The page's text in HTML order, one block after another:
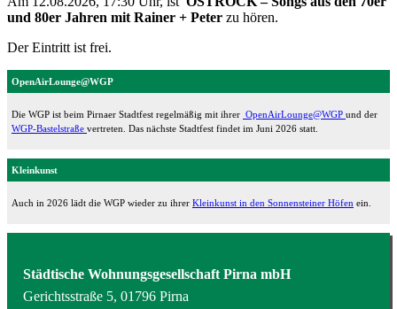
und 80er Jahren mit Rainer + Peter zu hören.
Der Eintritt ist frei.
OpenAirLounge@WGP
Die WGP ist beim Pirnaer Stadtfest regelmäßig mit ihrer OpenAirLounge@WGP und der
WGP-Bastelstraße vertreten. Das nächste Stadtfest findet im Juni 2026 statt.
Kleinkunst
Auch in 2026 lädt die WGP wieder zu ihrer Kleinkunst in den Sonnensteiner Höfen ein.
Städtische Wohnungsgesellschaft Pirna mbH
Gerichtsstraße 5, 01796 Pirna